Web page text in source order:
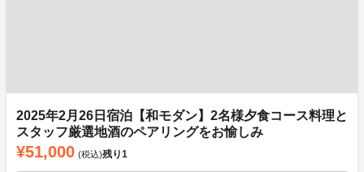
2025年2月26日宿泊【和モダン】2名様夕食コース料理と
スタッフ厳選地酒のペアリングをお愉しみ
¥51,000 (税込)残り1